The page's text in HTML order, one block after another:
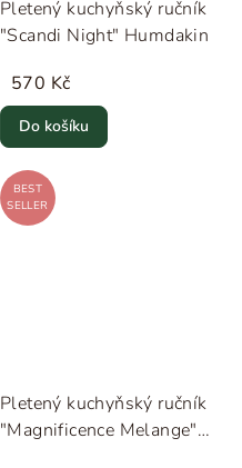
Pletený kuchyňský ručník
"Scandi Night" Humdakin
570 Kč
Do košíku
BEST
SELLER
Pletený kuchyňský ručník
"Magnificence Melange"